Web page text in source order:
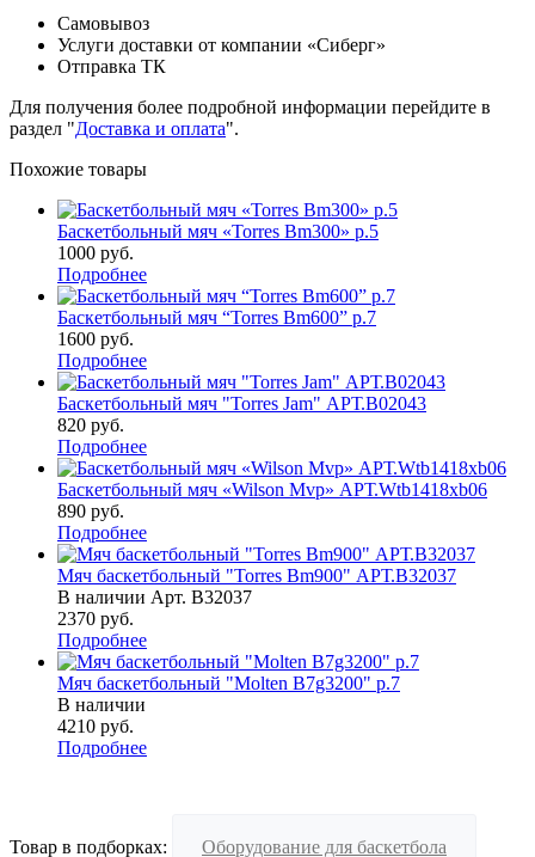
Самовывоз
Услуги доставки от компании «Сиберг»
Отправка ТК
Для получения более подробной информации перейдите в
раздел "Доставка и оплата".
Похожие товары
Баскетбольный мяч «Torres Bm300» р.5
1000 руб.
Подробнее
Баскетбольный мяч “Torres Bm600” р.7
1600 руб.
Подробнее
Баскетбольный мяч "Torres Jam" АРТ.B02043
820 руб.
Подробнее
Баскетбольный мяч «Wilson Mvp» АРТ.Wtb1418xb06
890 руб.
Подробнее
Мяч баскетбольный "Torres Bm900" АРТ.B32037
В наличии Арт. B32037
2370 руб.
Подробнее
Мяч баскетбольный "Molten B7g3200" р.7
В наличии
4210 руб.
Подробнее
Товар в подборках: Оборудование для баскетбола